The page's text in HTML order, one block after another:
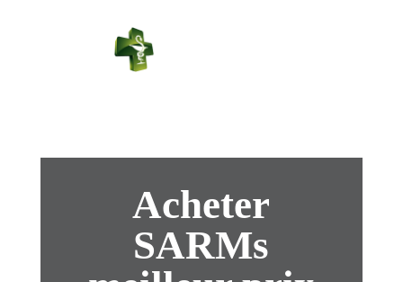
Acheter
SARMs